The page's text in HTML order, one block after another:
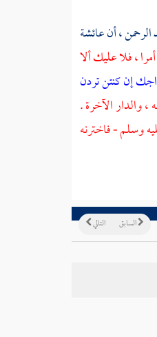
،أنعائشة
، فلا عليك ألا
إن كنتن تردن
والدار الآخرة .
وسلم - فاخترنه
التالي السابق